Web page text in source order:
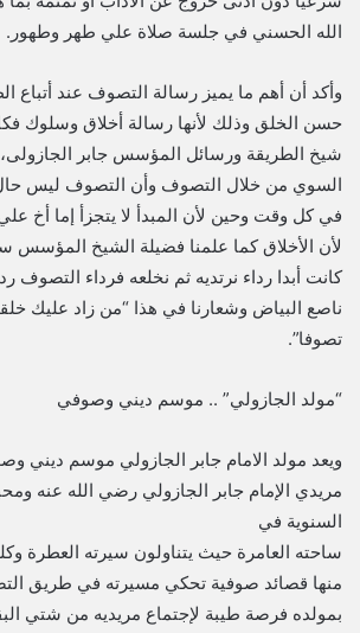
الله الحسني في جلسة صلاة علي طهر وطهور.
وأكد أن أهم ما يميز رسالة التصوف عند أتباع
حسن الخلق وذلك لأنها رسالة أخلاق وسلوك
شيخ الطريقة ورسائل المؤسس جابر الجازولى،
السوي من خلال التصوف وأن التصوف ليس
في كل وقت وحين لأن المبدأ لا يتجزأ إما أخ
لأن الأخلاق كما علمنا فضيلة الشيخ المؤسس
كانت أبدا رداء نرتديه ثم نخلعه فرداء التصوف
ناصع البياض وشعارنا في هذا “من زاد عليك
تصوفا”.
“مولد الجازولي” .. موسم ديني وصوفي
ويعد مولد الامام جابر الجازولي موسم ديني
مريدي الإمام جابر الجازولي رضي الله عنه
السنوية في
ساحته العامرة حيث يتناولون سيرته العطرة
منها قصائد صوفية تحكي مسيرته في طريق
بمولده فرصة طيبة لإجتماع مريديه من شتي